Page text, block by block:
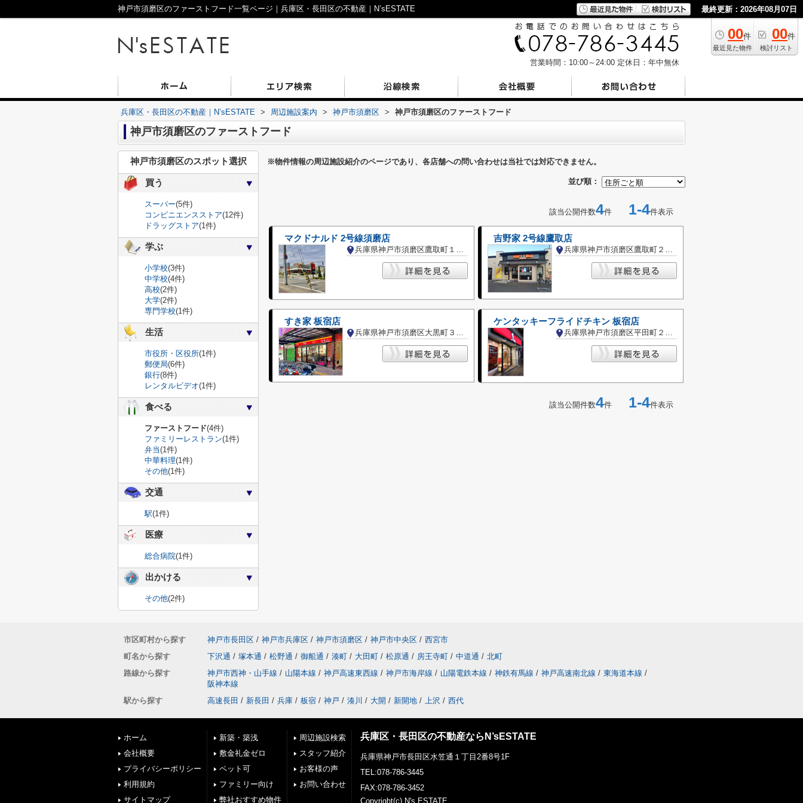
神戸市須磨区のファーストフード一覧ページ｜兵庫区・長田区の不動産｜N’sESTATE 最終更新：2026年08月07日
00件
最近見た物件
00件
検討リスト
営業時間：10:00～24:00 定休日：年中無休
兵庫区・長田区の不動産｜N’sESTATE > 周辺施設案内 > 神戸市須磨区 > 神戸市須磨区のファーストフード
神戸市須磨区のファーストフード
※物件情報の周辺施設紹介のページであり、各店舗への問い合わせは当社では対応できません。
並び順：
該当公開件数4件 1-4件表示
マクドナルド 2号線須磨店
兵庫県神戸市須磨区鷹取町１丁目
吉野家 2号線鷹取店
兵庫県神戸市須磨区鷹取町２丁目
すき家 板宿店
兵庫県神戸市須磨区大黒町３丁目
ケンタッキーフライドチキン 板宿店
兵庫県神戸市須磨区平田町２丁目
該当公開件数4件 1-4件表示
神戸市須磨区のスポット選択
買う
スーパー(5件)
コンビニエンスストア(12件)
ドラッグストア(1件)
学ぶ
小学校(3件)
中学校(4件)
高校(2件)
大学(2件)
専門学校(1件)
生活
市役所・区役所(1件)
郵便局(6件)
銀行(8件)
レンタルビデオ(1件)
食べる
ファーストフード(4件)
ファミリーレストラン(1件)
弁当(1件)
中華料理(1件)
その他(1件)
交通
駅(1件)
医療
総合病院(1件)
出かける
その他(2件)
市区町村から探す 神戸市長田区 / 神戸市兵庫区 / 神戸市須磨区 / 神戸市中央区 / 西宮市
町名から探す
下沢通 / 塚本通 / 松野通 / 御船通 / 湊町 / 大田町 / 松原通 / 房王寺町 / 中道通 / 北町
路線から探す
神戸市西神・山手線 / 山陽本線 / 神戸高速東西線 / 神戸市海岸線 / 山陽電鉄本線 / 神鉄有馬線 / 神戸高速南北線 / 東海道本線 /
阪神本線
駅から探す
高速長田 / 新長田 / 兵庫 / 板宿 / 神戸 / 湊川 / 大開 / 新開地 / 上沢 / 西代
ホーム
会社概要
プライバシーポリシー
利用規約
サイトマップ
新築・築浅
敷金礼金ゼロ
ペット可
ファミリー向け
弊社おすすめ物件
周辺施設検索
スタッフ紹介
お客様の声
お問い合わせ
兵庫区・長田区の不動産ならN’sESTATE
兵庫県神戸市長田区水笠通１丁目2番8号1F
TEL:078-786-3445
FAX:078-786-3452
Copyright(c) N's ESTATE